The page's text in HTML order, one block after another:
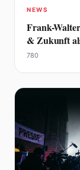
NEWS
Frank-
& Zukunft
780